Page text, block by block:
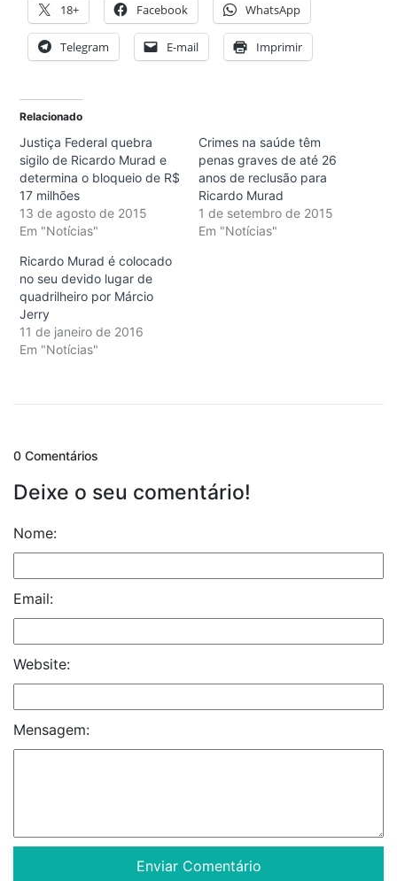
18+ Facebook WhatsApp
Telegram E-mail Imprimir
Relacionado
Justiça Federal quebra
sigilo de Ricardo Murad e
determina o bloqueio de R$
17 milhões
13 de agosto de 2015
Em "Notícias"
Crimes na saúde têm
penas graves de até 26
anos de reclusão para
Ricardo Murad
1 de setembro de 2015
Em "Notícias"
Ricardo Murad é colocado
no seu devido lugar de
quadrilheiro por Márcio
Jerry
11 de janeiro de 2016
Em "Notícias"
0 Comentários
Deixe o seu comentário!
Nome:
Email:
Website:
Mensagem: